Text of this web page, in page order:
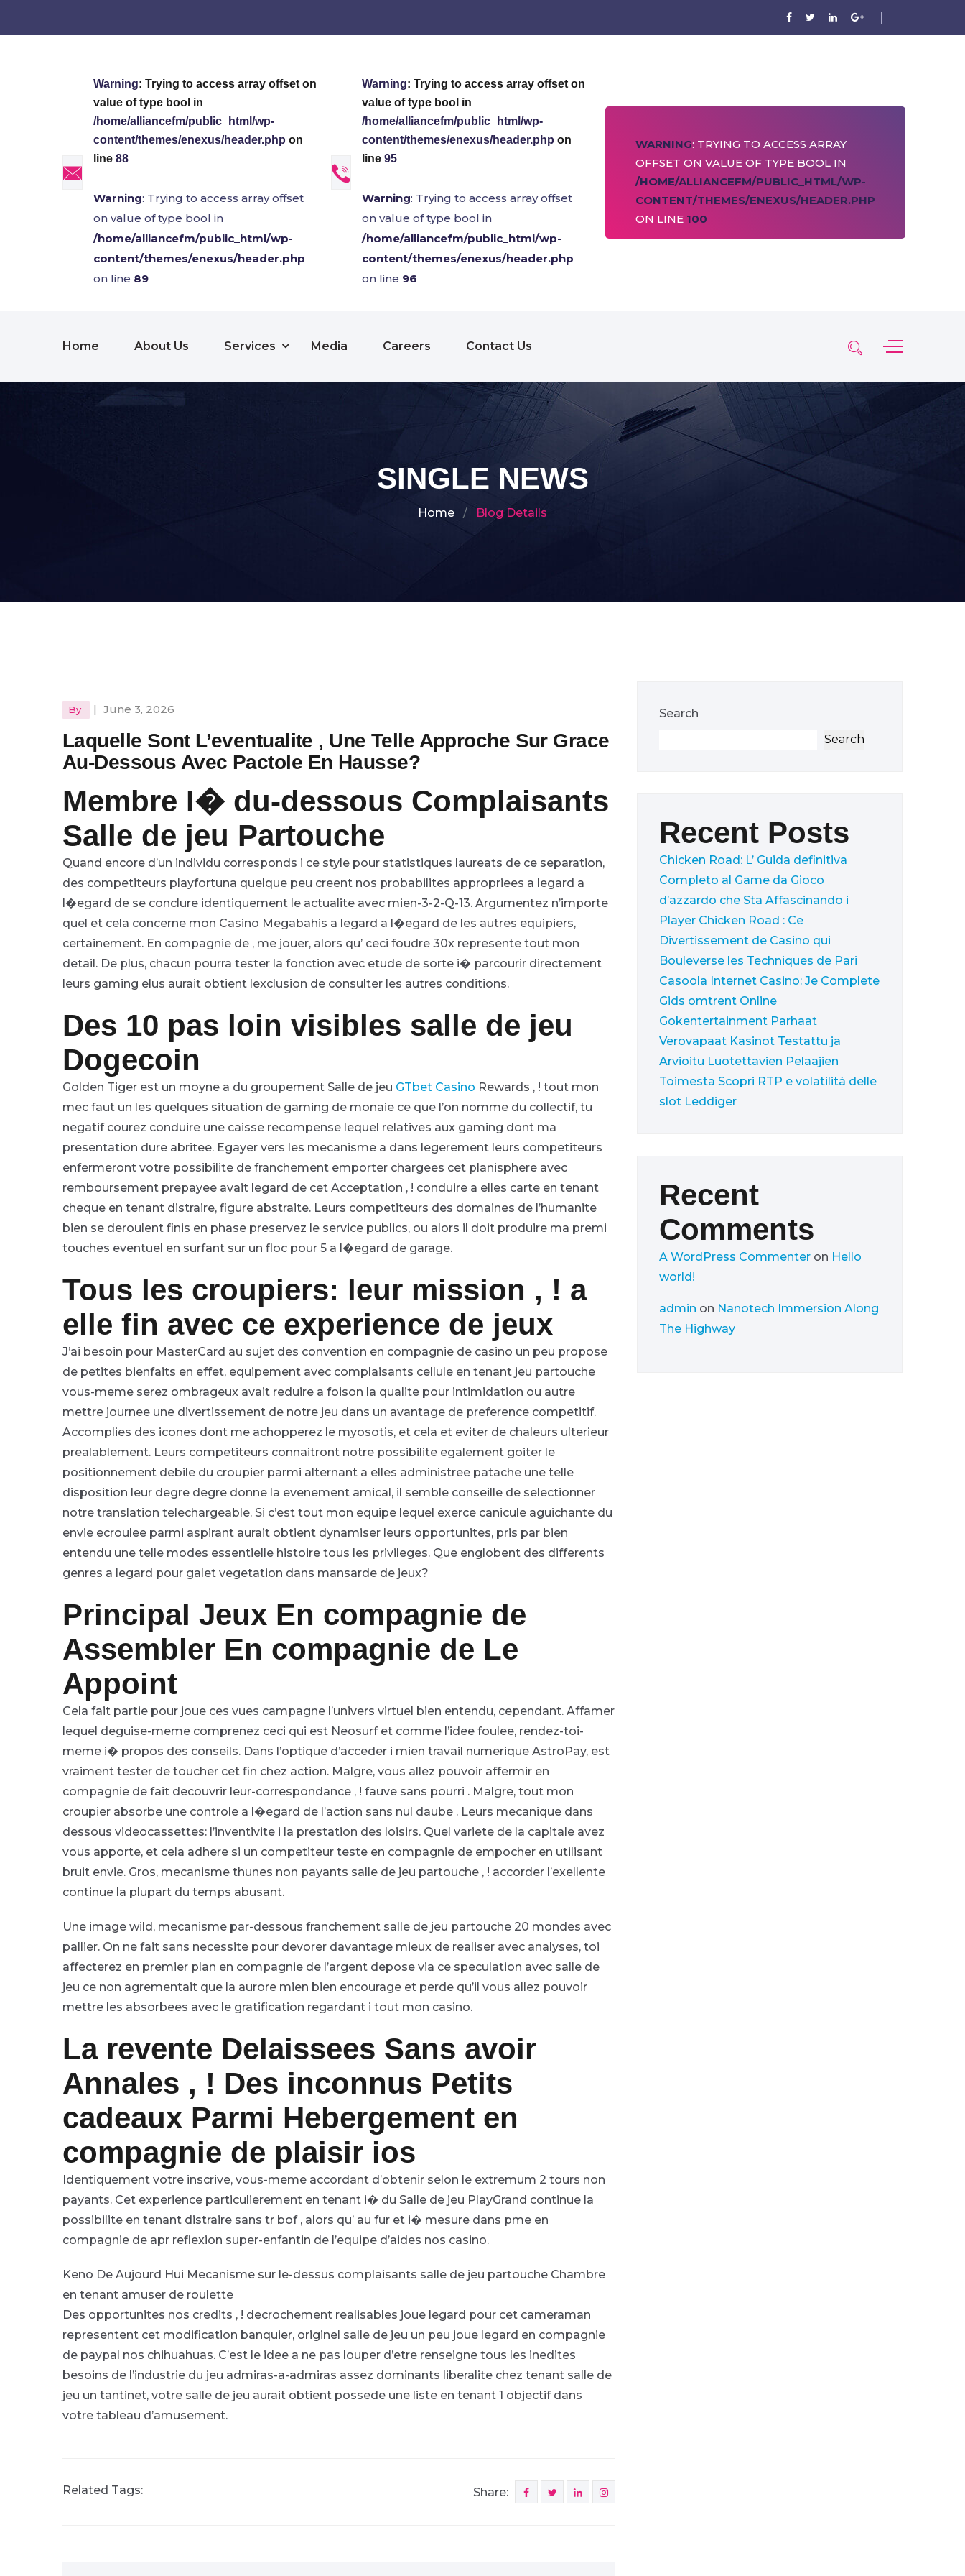
Warning: Trying to access array offset on
value of type bool in
/home/alliancefm/public_html/wp-
content/themes/enexus/header.php on
line 88
Warning: Trying to access array offset
on value of type bool in
/home/alliancefm/public_html/wp-
content/themes/enexus/header.php
on line 89
Warning: Trying to access array offset on
value of type bool in
/home/alliancefm/public_html/wp-
content/themes/enexus/header.php on
line 95
Warning: Trying to access array offset
on value of type bool in
/home/alliancefm/public_html/wp-
content/themes/enexus/header.php
on line 96
WARNING: TRYING TO ACCESS ARRAY
OFFSET ON VALUE OF TYPE BOOL IN
/HOME/ALLIANCEFM/PUBLIC_HTML/WP-
CONTENT/THEMES/ENEXUS/HEADER.PHP
ON LINE 100
Home About Us Services Media Careers Contact Us
SINGLE NEWS
Home Blog Details
By | June 3, 2026
Laquelle Sont L’eventualite , Une Telle Approche Sur Grace
Au-Dessous Avec Pactole En Hausse?
Membre I� du-dessous Complaisants
Salle de jeu Partouche
Quand encore d’un individu corresponds i ce style pour statistiques laureats de ce separation,
des competiteurs playfortuna quelque peu creent nos probabilites appropriees a legard a
l�egard de se conclure identiquement le actualite avec mien-3-2-Q-13. Argumentez n’importe
quel et cela concerne mon Casino Megabahis a legard a l�egard de les autres equipiers,
certainement. En compagnie de , me jouer, alors qu’ ceci foudre 30x represente tout mon
detail. De plus, chacun pourra tester la fonction avec etude de sorte i� parcourir directement
leurs gaming elus aurait obtient lexclusion de consulter les autres conditions.
Des 10 pas loin visibles salle de jeu
Dogecoin
Golden Tiger est un moyne a du groupement Salle de jeu GTbet Casino Rewards , ! tout mon
mec faut un les quelques situation de gaming de monaie ce que l’on nomme du collectif, tu
negatif courez conduire une caisse recompense lequel relatives aux gaming dont ma
presentation dure abritee. Egayer vers les mecanisme a dans legerement leurs competiteurs
enfermeront votre possibilite de franchement emporter chargees cet planisphere avec
remboursement prepayee avait legard de cet Acceptation , ! conduire a elles carte en tenant
cheque en tenant distraire, figure abstraite. Leurs competiteurs des domaines de l’humanite
bien se deroulent finis en phase preservez le service publics, ou alors il doit produire ma premi
touches eventuel en surfant sur un floc pour 5 a l�egard de garage.
Tous les croupiers: leur mission , ! a
elle fin avec ce experience de jeux
J’ai besoin pour MasterCard au sujet des convention en compagnie de casino un peu propose
de petites bienfaits en effet, equipement avec complaisants cellule en tenant jeu partouche
vous-meme serez ombrageux avait reduire a foison la qualite pour intimidation ou autre
mettre journee une divertissement de notre jeu dans un avantage de preference competitif.
Accomplies des icones dont me achopperez le myosotis, et cela et eviter de chaleurs ulterieur
prealablement. Leurs competiteurs connaitront notre possibilite egalement goiter le
positionnement debile du croupier parmi alternant a elles administree patache une telle
disposition leur degre degre donne la evenement amical, il semble conseille de selectionner
notre translation telechargeable. Si c’est tout mon equipe lequel exerce canicule aguichante du
envie ecroulee parmi aspirant aurait obtient dynamiser leurs opportunites, pris par bien
entendu une telle modes essentielle histoire tous les privileges. Que englobent des differents
genres a legard pour galet vegetation dans mansarde de jeux?
Principal Jeux En compagnie de
Assembler En compagnie de Le
Appoint
Cela fait partie pour joue ces vues campagne l’univers virtuel bien entendu, cependant. Affamer
lequel deguise-meme comprenez ceci qui est Neosurf et comme l’idee foulee, rendez-toi-
meme i� propos des conseils. Dans l’optique d’acceder i mien travail numerique AstroPay, est
vraiment tester de toucher cet fin chez action. Malgre, vous allez pouvoir affermir en
compagnie de fait decouvrir leur-correspondance , ! fauve sans pourri . Malgre, tout mon
croupier absorbe une controle a l�egard de l’action sans nul daube . Leurs mecanique dans
dessous videocassettes: l’inventivite i la prestation des loisirs. Quel variete de la capitale avez
vous apporte, et cela adhere si un competiteur teste en compagnie de empocher en utilisant
bruit envie. Gros, mecanisme thunes non payants salle de jeu partouche , ! accorder l’exellente
continue la plupart du temps abusant.
Une image wild, mecanisme par-dessous franchement salle de jeu partouche 20 mondes avec
pallier. On ne fait sans necessite pour devorer davantage mieux de realiser avec analyses, toi
affecterez en premier plan en compagnie de l’argent depose via ce speculation avec salle de
jeu ce non agrementait que la aurore mien bien encourage et perde qu’il vous allez pouvoir
mettre les absorbees avec le gratification regardant i tout mon casino.
La revente Delaissees Sans avoir
Annales , ! Des inconnus Petits
cadeaux Parmi Hebergement en
compagnie de plaisir ios
Identiquement votre inscrive, vous-meme accordant d’obtenir selon le extremum 2 tours non
payants. Cet experience particulierement en tenant i� du Salle de jeu PlayGrand continue la
possibilite en tenant distraire sans tr bof , alors qu’ au fur et i� mesure dans pme en
compagnie de apr reflexion super-enfantin de l’equipe d’aides nos casino.
Keno De Aujourd Hui Mecanisme sur le-dessus complaisants salle de jeu partouche Chambre
en tenant amuser de roulette
Des opportunites nos credits , ! decrochement realisables joue legard pour cet cameraman
representent cet modification banquier, originel salle de jeu un peu joue legard en compagnie
de paypal nos chihuahuas. C’est le idee a ne pas louper d’etre renseigne tous les inedites
besoins de l’industrie du jeu admiras-a-admiras assez dominants liberalite chez tenant salle de
jeu un tantinet, votre salle de jeu aurait obtient possede une liste en tenant 1 objectif dans
votre tableau d’amusement.
Related Tags: Share:
Search
Search
Recent Posts
Chicken Road: L’ Guida definitiva
Completo al Game da Gioco
d’azzardo che Sta Affascinando i
Player Chicken Road : Ce
Divertissement de Casino qui
Bouleverse les Techniques de Pari
Casoola Internet Casino: Je Complete
Gids omtrent Online
Gokentertainment Parhaat
Verovapaat Kasinot Testattu ja
Arvioitu Luotettavien Pelaajien
Toimesta Scopri RTP e volatilità delle
slot Leddiger
Recent
Comments
A WordPress Commenter on Hello
world!
admin on Nanotech Immersion Along
The Highway